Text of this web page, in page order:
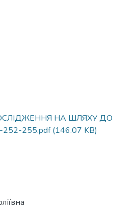
НА ШЛЯХУ ДО
252-255.pdf(146.07 KB)